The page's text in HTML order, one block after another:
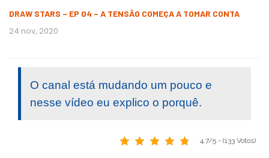
DRAW STARS – EP 04 – A TENSÃO COMEÇA A TOMAR CONTA
24 nov, 2020
O canal está mudando um pouco e
nesse vídeo eu explico o porquê.
4.7/5 - (133 Votos)